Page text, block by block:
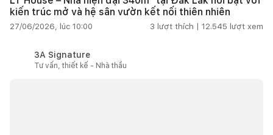
kiến trúc mở và hệ sân vườn kết nối thiên nhiên
27/06/2026, lúc 10:00 3 lượt thích | 12.545 lượt xem
3A Signature
Tư vấn, thiết kế - Nhà thầu